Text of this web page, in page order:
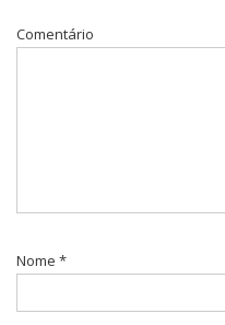
Comentário
Nome *